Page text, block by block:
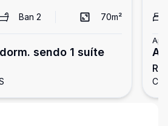
Ban2 70m²
sendo 1 suíte